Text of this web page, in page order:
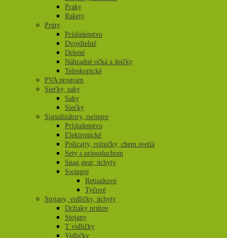
Praky
Rakety
Prúty
Príslušenstvo
Dvojdielné
Delené
Náhradné očká a špičky
Teleskopické
PVA program
Sieťky, saky
Saky
Sieťky
Signalizátory, swingre
Príslušenstvo
Elektronické
Policajty, rolničky, chem.svetlá
Sety s príposluchom
Snag gear, úchyty
Swingre
Retiazkové
Tyčové
Stojany, vidličky, úchyty
Držiaky prútov
Stojany
T vidličky
Vidličky